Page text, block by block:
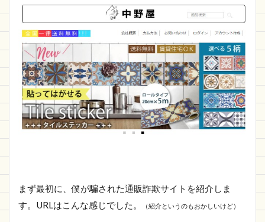
まず最初に、僕が騙された通販詐欺サイトを紹介しま
す。URLはこんな感じでした。
（紹介というのもおかしいけど）